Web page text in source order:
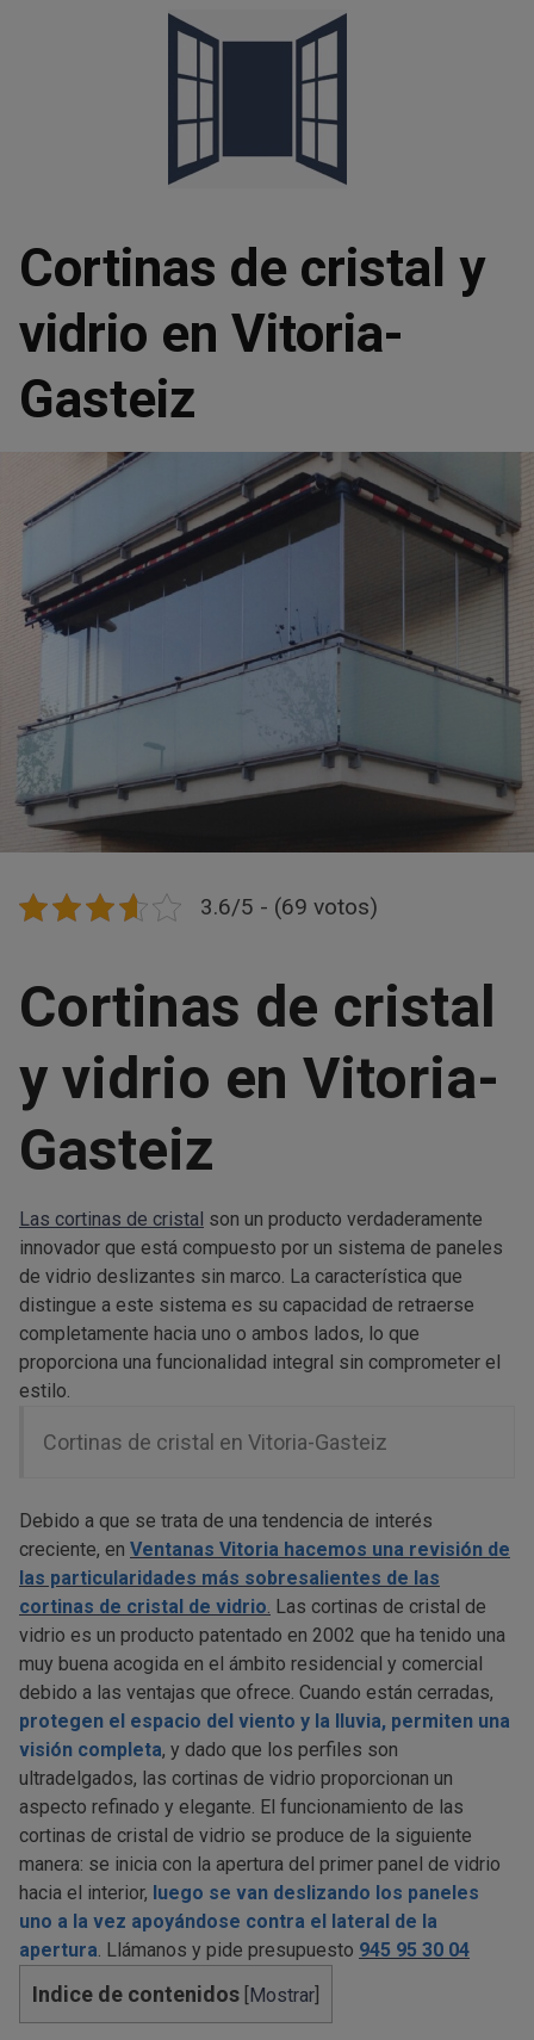
Cortinas de cristal y
vidrio en Vitoria-
Gasteiz
3.6/5 - (69 votos)
Cortinas de cristal
y vidrio en Vitoria-
Gasteiz
Las cortinas de cristal son un producto verdaderamente
innovador que está compuesto por un sistema de paneles
de vidrio deslizantes sin marco. La característica que
distingue a este sistema es su capacidad de retraerse
completamente hacia uno o ambos lados, lo que
proporciona una funcionalidad integral sin comprometer el
estilo.
Cortinas de cristal en Vitoria-Gasteiz
Debido a que se trata de una tendencia de interés
creciente, en Ventanas Vitoria hacemos una revisión de
las particularidades más sobresalientes de las
cortinas de cristal de vidrio. Las cortinas de cristal de
vidrio es un producto patentado en 2002 que ha tenido una
muy buena acogida en el ámbito residencial y comercial
debido a las ventajas que ofrece. Cuando están cerradas,
protegen el espacio del viento y la lluvia, permiten una
visión completa, y dado que los perfiles son
ultradelgados, las cortinas de vidrio proporcionan un
aspecto refinado y elegante. El funcionamiento de las
cortinas de cristal de vidrio se produce de la siguiente
manera: se inicia con la apertura del primer panel de vidrio
hacia el interior, luego se van deslizando los paneles
uno a la vez apoyándose contra el lateral de la
apertura. Llámanos y pide presupuesto 945 95 30 04
Indice de contenidos Mostrar